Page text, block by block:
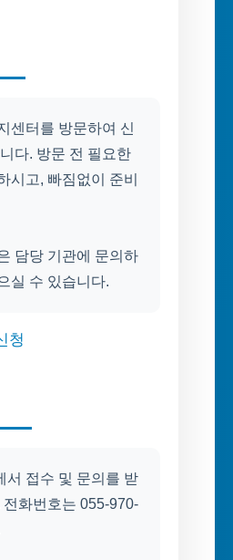
센터를 방문하여 신
다. 방문 전 필요한
시고, 빠짐없이 준비
담당 기관에 문의하
실 수 있습니다.
청
서 접수 및 문의를 받
전화번호는 055-970-